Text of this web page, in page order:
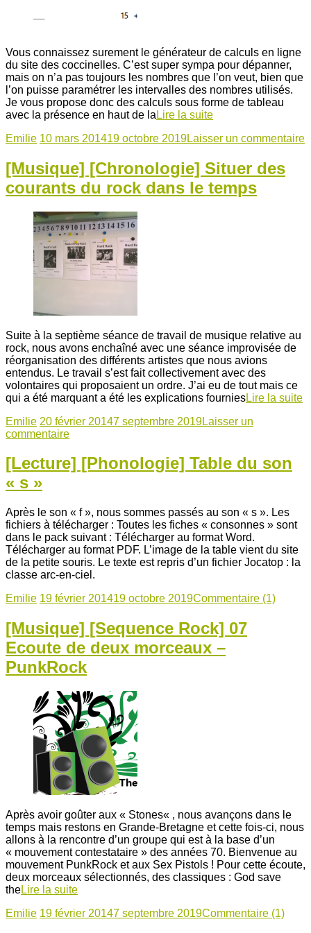
Vous connaissez surement le générateur de calculs en ligne
du site des coccinelles. C’est super sympa pour dépanner,
mais on n’a pas toujours les nombres que l’on veut, bien que
l’on puisse paramétrer les intervalles des nombres utilisés.
Je vous propose donc des calculs sous forme de tableau
avec la présence en haut de la Lire la suite
Emilie 10 mars 201419 octobre 2019Laisser un commentaire
[Musique] [Chronologie] Situer des
courants du rock dans le temps
Suite à la septième séance de travail de musique relative au
rock, nous avons enchaîné avec une séance improvisée de
réorganisation des différents artistes que nous avions
entendus. Le travail s’est fait collectivement avec des
volontaires qui proposaient un ordre. J’ai eu de tout mais ce
qui a été marquant a été les explications fourniesLire la suite
Emilie 20 février 20147 septembre 2019Laisser un
commentaire
[Lecture] [Phonologie] Table du son
« s »
Après le son « f », nous sommes passés au son « s ». Les
fichiers à télécharger : Toutes les fiches « consonnes » sont
dans le pack suivant : Télécharger au format Word.
Télécharger au format PDF. L’image de la table vient du site
de la petite souris. Le texte est repris d’un fichier Jocatop : la
classe arc-en-ciel.
Emilie 19 février 201419 octobre 2019Commentaire (1)
[Musique] [Sequence Rock] 07
Ecoute de deux morceaux –
PunkRock
Après avoir goûter aux « Stones« , nous avançons dans le
temps mais restons en Grande-Bretagne et cette fois-ci, nous
allons à la rencontre d’un groupe qui est à la base d’un
« mouvement contestataire » des années 70. Bienvenue au
mouvement PunkRock et aux Sex Pistols ! Pour cette écoute,
deux morceaux sélectionnés, des classiques : God save
theLire la suite
Emilie 19 février 20147 septembre 2019Commentaire (1)